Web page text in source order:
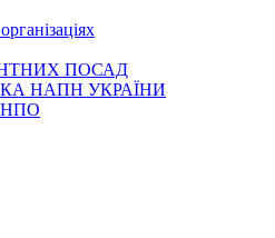
ПОСАД
НАПН УКРАЇНИ